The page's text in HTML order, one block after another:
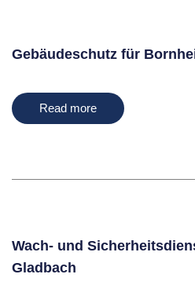
Gebäudeschutz für
Read more
Wach- und
Gladbach